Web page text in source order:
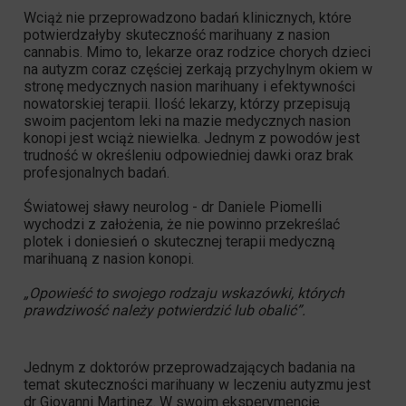
Wciąż nie przeprowadzono badań klinicznych, które
potwierdzałyby skuteczność marihuany z nasion
cannabis. Mimo to, lekarze oraz rodzice chorych dzieci
na autyzm coraz częściej zerkają przychylnym okiem w
stronę medycznych nasion marihuany i efektywności
nowatorskiej terapii. Ilość lekarzy, którzy przepisują
swoim pacjentom leki na mazie medycznych nasion
konopi jest wciąż niewielka. Jednym z powodów jest
trudność w określeniu odpowiedniej dawki oraz brak
profesjonalnych badań.
Światowej sławy neurolog - dr Daniele Piomelli
wychodzi z założenia, że nie powinno przekreślać
plotek i doniesień o skutecznej terapii medyczną
marihuaną z nasion konopi.
„Opowieść to swojego rodzaju wskazówki, których
prawdziwość należy potwierdzić lub obalić”.
Jednym z doktorów przeprowadzających badania na
temat skuteczności marihuany w leczeniu autyzmu jest
dr Giovanni Martinez. W swoim eksperymencie